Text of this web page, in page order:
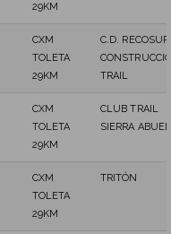
29KM
CXM
TOLETA
29KM
C.D. RECOSUR
TRAIL
CXM
TOLETA
29KM
CLUB TRAIL
SIERRA
CXM
TOLETA
29KM
TRITÓN